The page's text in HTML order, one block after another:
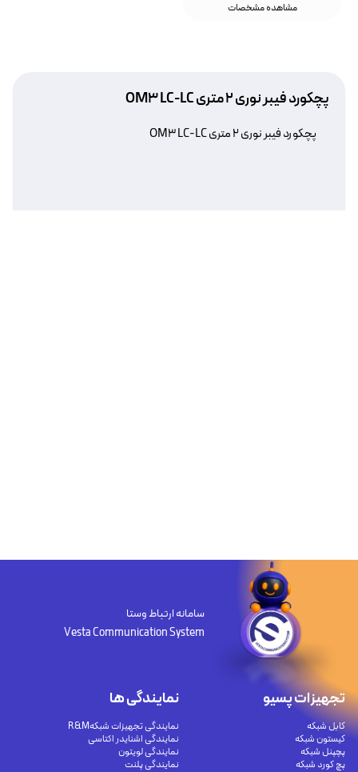
مشاهده مشخصات
پچکورد فیبر نوری ۲ متری OM3 LC-LC
پچکورد فیبر نوری ۲ متری OM3 LC-LC
سامانه ارتباط وستا
Vesta Communication System
تجهیزات پسیو
کابل شبکه
کیستون شبکه
پچپنل شبکه
پچ کورد شبکه
نمایندگی ها
نمایندگی تجهیزات شبکهR&M
نمایندگی اشنایدر اکتاسی
نمایندگی لویتون
نمایندگی پلنت